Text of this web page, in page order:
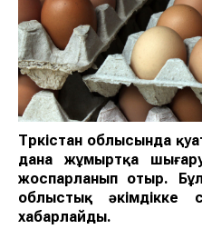
Түркістан облысында
дана жұмыртқа
жоспарланып отыр.
облыстық әкімдікке
хабарлайды.